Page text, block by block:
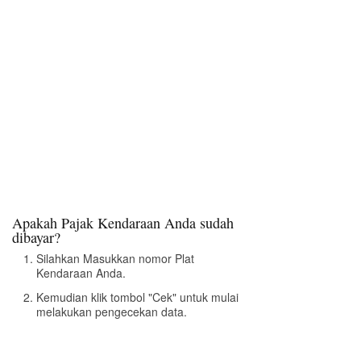
Apakah Pajak Kendaraan Anda sudah
dibayar?
Silahkan Masukkan nomor Plat
Kendaraan Anda.
Kemudian klik tombol "Cek" untuk mulai
melakukan pengecekan data.